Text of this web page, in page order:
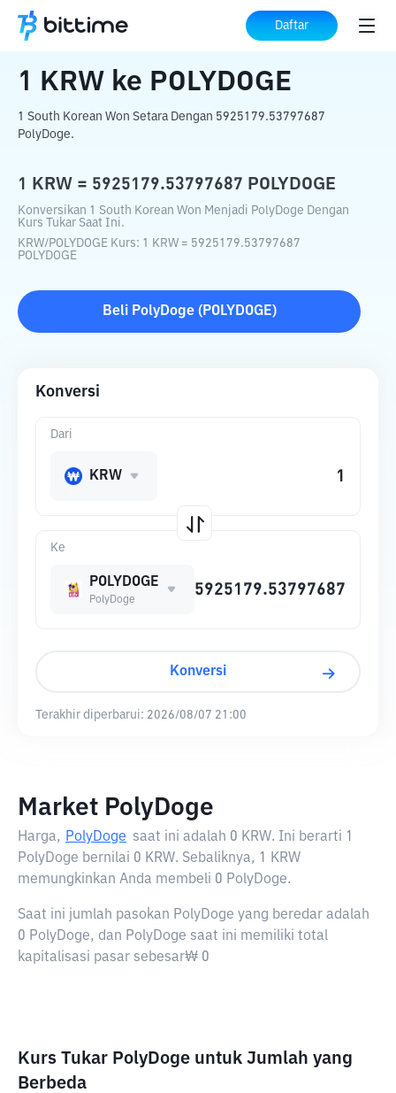
Daftar
Beranda Konverter Kripto ke POLYDOGE
1 KRW ke POLYDOGE
1 South Korean Won Setara Dengan 5925179.53797687
PolyDoge.
1 KRW = 5925179.53797687 POLYDOGE
Konversikan 1 South Korean Won Menjadi PolyDoge Dengan
Kurs Tukar Saat Ini.
KRW/POLYDOGE Kurs: 1 KRW = 5925179.53797687
POLYDOGE
Beli PolyDoge( POLYDOGE)
Konversi
Ke
POLYDOGE
PolyDoge
Dari
KRW
Konversi
Terakhir diperbarui: 2026/08/07 21:00
Market PolyDoge
Harga, PolyDoge saat ini adalah 0 KRW. Ini berarti 1
PolyDoge bernilai 0 KRW. Sebaliknya, 1 KRW
memungkinkan Anda membeli 0 PolyDoge.
Saat ini jumlah pasokan PolyDoge yang beredar adalah
0 PolyDoge, dan PolyDoge saat ini memiliki total
kapitalisasi pasar sebesar₩ 0
Kurs Tukar PolyDoge untuk Jumlah yang
Berbeda